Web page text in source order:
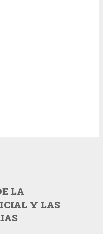
LA
Y LAS